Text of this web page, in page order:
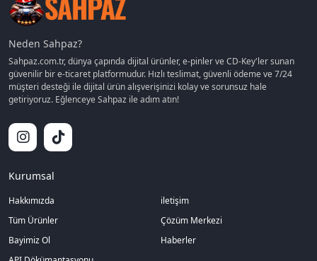
Neden Sahpaz?
Sahpaz.com.tr, dünya çapında dijital ürünler, e-pinler ve CD-Key'ler sunan
güvenilir bir e-ticaret platformudur. Hızlı teslimat, güvenli ödeme ve 7/24
müşteri desteği ile dijital ürün alışverişinizi kolay ve sorunsuz hale
getiriyoruz. Eğlenceye Sahpaz ile adım atın!
Kurumsal
Hakkımızda
iletişim
Tüm Ürünler
Çözüm Merkezi
Bayimiz Ol
Haberler